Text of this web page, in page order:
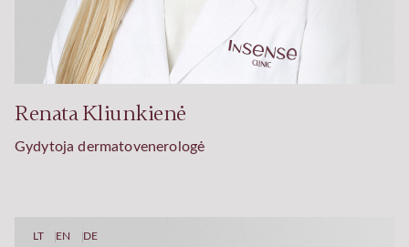
Renata Kliunkienė
Gydytoja dermatovenerologė
LT EN DE